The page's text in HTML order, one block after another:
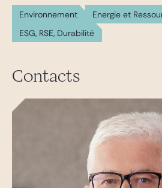
Environnement
Energie et
ESG, RSE, Durabilité
Contacts